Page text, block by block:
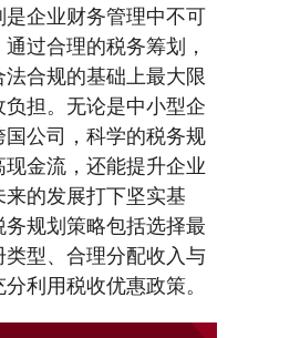
企业财务管理中不可
过合理的税务筹划，
合规的基础上最大限
负担。无论是中小型企
公司，科学的税务规
金流，还能提升企业
的发展打下坚实基
规划策略包括选择最
型、合理分配收入与
利用税收优惠政策。